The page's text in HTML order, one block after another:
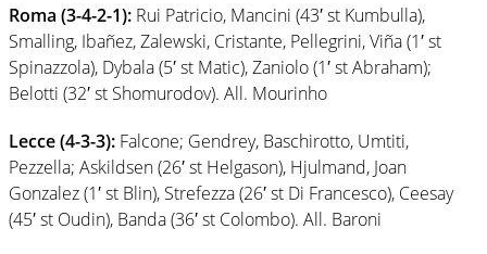
Roma (3-4-2-1): Rui Patricio, Mancini (43′ st Kumbulla),
Smalling, Ibañez, Zalewski, Cristante, Pellegrini, Viña (1′ st
Spinazzola), Dybala (5′ st Matic), Zaniolo (1′ st Abraham);
Belotti (32′ st Shomurodov). All. Mourinho
Lecce (4-3-3): Falcone; Gendrey, Baschirotto, Umtiti,
Pezzella; Askildsen (26′ st Helgason), Hjulmand, Joan
Gonzalez (1′ st Blin), Strefezza (26′ st Di Francesco), Ceesay
(45′ st Oudin), Banda (36′ st Colombo). All. Baroni